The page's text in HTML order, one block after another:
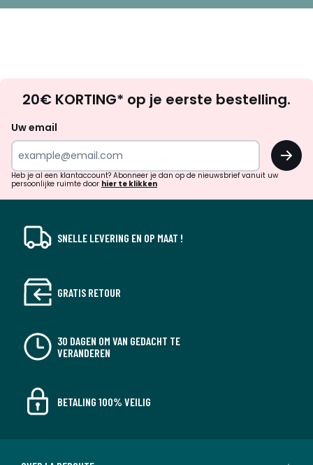
zoek
inspiratie
verrassingen?
20€ KORTING* op je eerste bestelling.
Uw email
OK
Heb je al een klantaccount? Abonneer je dan op de nieuwsbrief vanuit uw
persoonlijke ruimte door hier te klikken
SNELLE LEVERING EN OP MAAT !
GRATIS RETOUR
30 DAGEN OM VAN GEDACHT TE
VERANDEREN
BETALING 100% VEILIG